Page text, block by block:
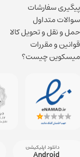
پیگیری سفارشات
سوالات متداول
حمل و نقل و تحویل کالا
قوانین و مقررات
میسکوین چیست؟
دانلود اپلیکیشن